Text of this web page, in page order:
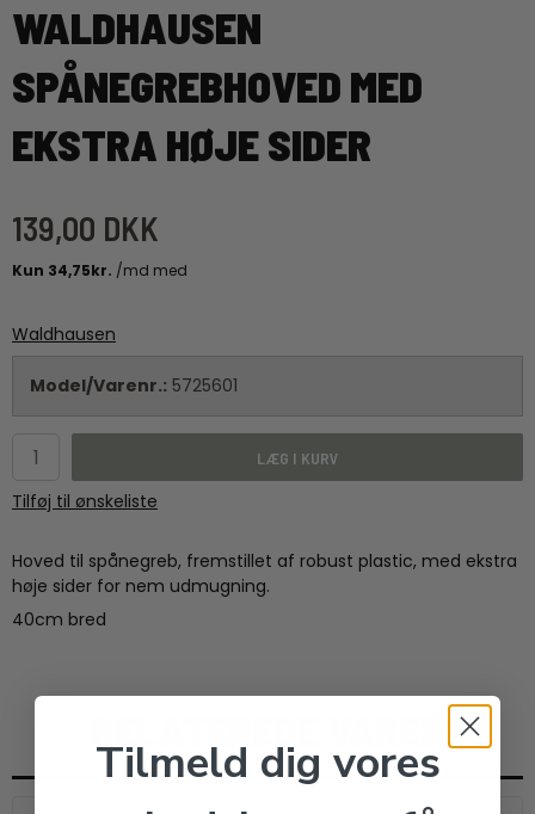
WALDHAUSEN
SPÅNEGREBHOVED MED
EKSTRA HØJE SIDER
139,00 DKK
Waldhausen
Model/Varenr.: 5725601
LÆG I KURV
Tilføj til ønskeliste
Hoved til spånegreb, fremstillet af robust plastic, med ekstra
høje sider for nem udmugning.
40cm bred
Tilmeld dig vores